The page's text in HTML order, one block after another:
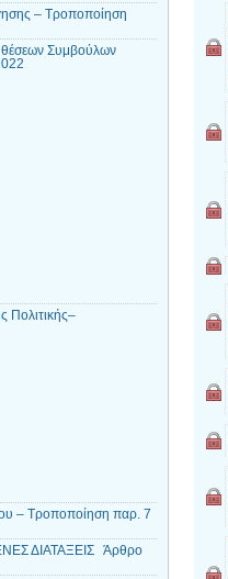
– Τροποποίηση
θέσεων Συμβούλων
Πολιτικής–
– Τροποποίηση παρ. 7
ΔΙΑΤΑΞΕΙΣ Άρθρο